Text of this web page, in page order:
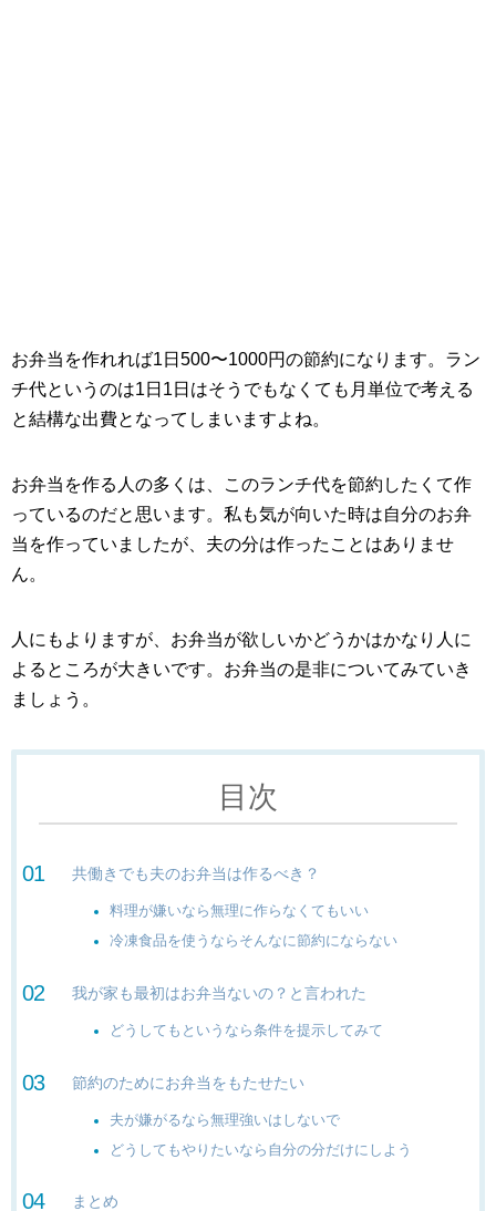
お弁当を作れれば1日500〜1000円の節約になります。ラン
チ代というのは1日1日はそうでもなくても月単位で考える
と結構な出費となってしまいますよね。
お弁当を作る人の多くは、このランチ代を節約したくて作
っているのだと思います。私も気が向いた時は自分のお弁
当を作っていましたが、夫の分は作ったことはありませ
ん。
人にもよりますが、お弁当が欲しいかどうかはかなり人に
よるところが大きいです。お弁当の是非についてみていき
ましょう。
目次
共働きでも夫のお弁当は作るべき？
料理が嫌いなら無理に作らなくてもいい
冷凍食品を使うならそんなに節約にならない
我が家も最初はお弁当ないの？と言われた
どうしてもというなら条件を提示してみて
節約のためにお弁当をもたせたい
夫が嫌がるなら無理強いはしないで
どうしてもやりたいなら自分の分だけにしよう
まとめ